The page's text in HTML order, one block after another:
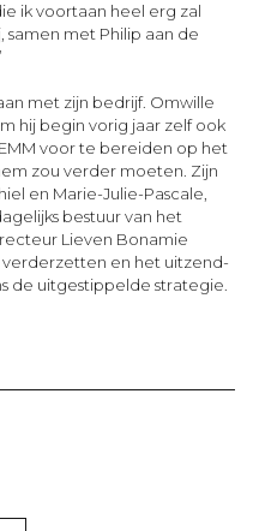
ik voortaan heel erg zal
samen met Philip aan de
met zijn bedrijf. Omwille
hij begin vorig jaar zelf ook
voor te bereiden op het
zou verder moeten. Zijn
en Marie-Julie-Pascale,
bestuur van het
Lieven Bonamie
verderzetten en het uitzend-
de uitgestippelde strategie.